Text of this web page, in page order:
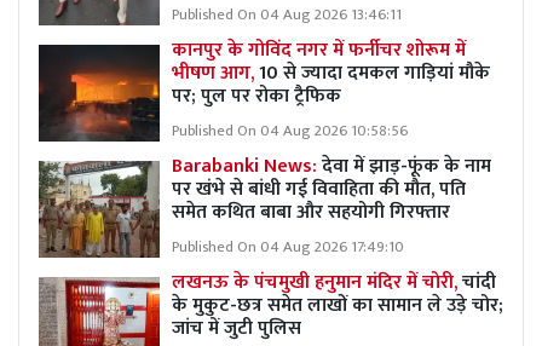
Published On 04 Aug 2026 13:46:11
कानपुर के गोविंद नगर में फर्नीचर शोरूम में
भीषण आग,10 से ज्यादा दमकल गाड़ियां मौके
पर; पुल पर रोका ट्रैफिक
Published On 04 Aug 2026 10:58:56
Barabanki News:देवा में झाड़-फूंक के नाम
पर खंभे से बांधी गई विवाहिता की मौत, पति
समेत कथित बाबा और सहयोगी गिरफ्तार
Published On 04 Aug 2026 17:49:10
लखनऊ के पंचमुखी हनुमान मंदिर में चोरी,चांदी
के मुकुट-छत्र समेत लाखों का सामान ले उड़े चोर;
जांच में जुटी पुलिस